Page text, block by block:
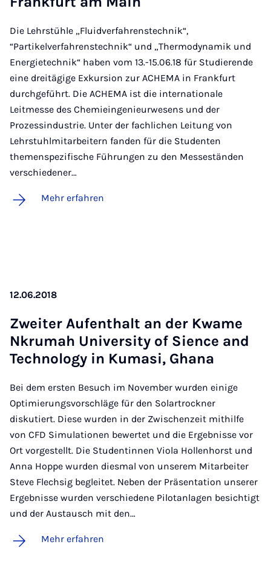
Die Lehrstühle „Fluidverfahrenstechnik“,
“Partikelverfahrenstechnik“ und „Thermodynamik und
Energietechnik“ haben vom 13.-15.06.18 für Studierende
eine dreitägige Exkursion zur ACHEMA in Frankfurt
durchgeführt. Die ACHEMA ist die internationale
Leitmesse des Chemieingenieurwesens und der
Prozessindustrie. Unter der fachlichen Leitung von
Lehrstuhlmitarbeitern fanden für die Studenten
themenspezifische Führungen zu den Messeständen
verschiedener…
Mehr erfahren
12.06.2018
Zwei­ter Auf­ent­halt an der Kwa­me
Nkru­mah Uni­ver­si­ty of Sience and
Tech­no­lo­gy in Ku­ma­si, Gha­na
Bei dem ersten Besuch im November wurden einige
Optimierungsvorschläge für den Solartrockner
diskutiert. Diese wurden in der Zwischenzeit mithilfe
von CFD Simulationen bewertet und die Ergebnisse vor
Ort vorgestellt. Die Studentinnen Viola Hollenhorst und
Anna Hoppe wurden diesmal von unserem Mitarbeiter
Steve Flechsig begleitet. Neben der Präsentation unserer
Ergebnisse wurden verschiedene Pilotanlagen besichtigt
und der Austausch mit den…
Mehr erfahren